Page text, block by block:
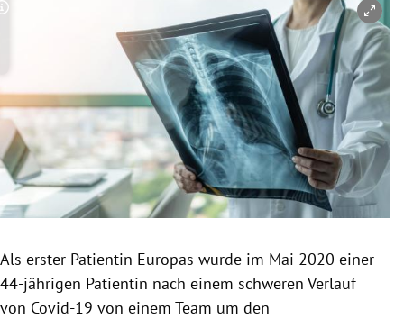
Untermenü
Untermenü
Untermenü
Untermenü
Copyright-Hinweis öffnen/schließen
Als erster Patientin Europas wurde im Mai 2020 einer
44-jährigen Patientin nach einem schweren Verlauf
von Covid-19 von einem Team um den